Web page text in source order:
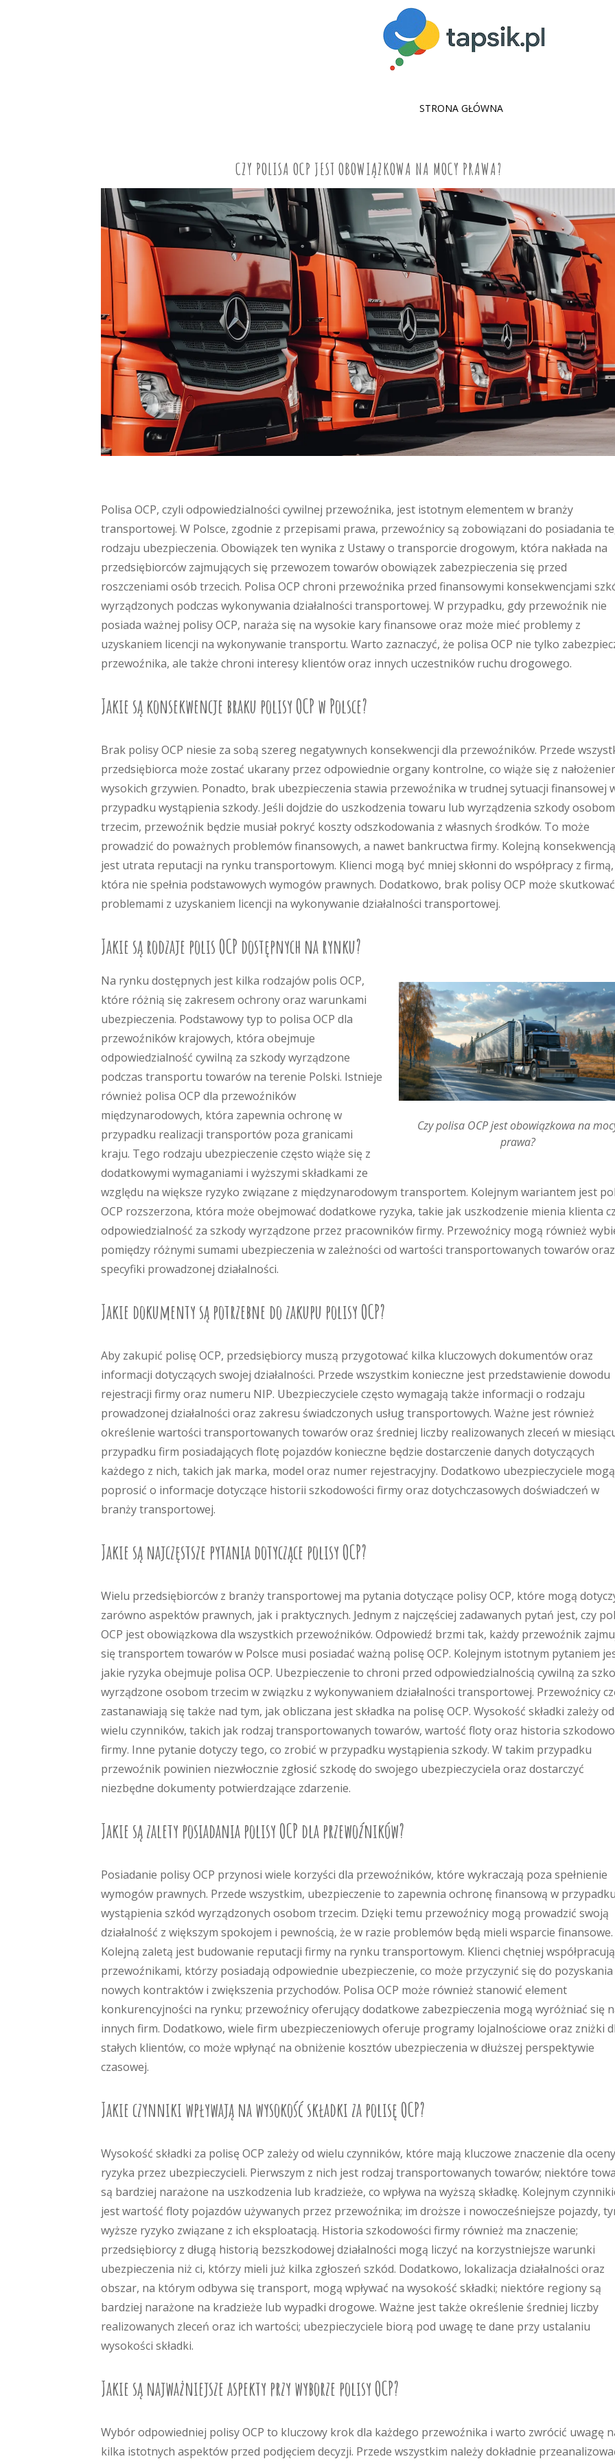
SKIP
STRONA GŁÓWNA
CZY POLISA OCP JEST OBOWIĄZKOWA NA MOCY PRAWA?
Polisa OCP, czyli odpowiedzialności cywilnej przewoźnika, jest istotnym elementem w branży
transportowej. W Polsce, zgodnie z przepisami prawa, przewoźnicy są zobowiązani do posiadania
rodzaju ubezpieczenia. Obowiązek ten wynika z Ustawy o transporcie drogowym, która nakłada na
przedsiębiorców zajmujących się przewozem towarów obowiązek zabezpieczenia się przed
roszczeniami osób trzecich. Polisa OCP chroni przewoźnika przed finansowymi konsekwencjami
wyrządzonych podczas wykonywania działalności transportowej. W przypadku, gdy przewoźnik nie
posiada ważnej polisy OCP, naraża się na wysokie kary finansowe oraz może mieć problemy z
uzyskaniem licencji na wykonywanie transportu. Warto zaznaczyć, że polisa OCP nie tylko
przewoźnika, ale także chroni interesy klientów oraz innych uczestników ruchu drogowego.
Jakie są konsekwencje braku polisy OCP w Polsce?
Brak polisy OCP niesie za sobą szereg negatywnych konsekwencji dla przewoźników. Przede
przedsiębiorca może zostać ukarany przez odpowiednie organy kontrolne, co wiąże się z
wysokich grzywien. Ponadto, brak ubezpieczenia stawia przewoźnika w trudnej sytuacji finansowej
przypadku wystąpienia szkody. Jeśli dojdzie do uszkodzenia towaru lub wyrządzenia szkody osobom
trzecim, przewoźnik będzie musiał pokryć koszty odszkodowania z własnych środków. To może
prowadzić do poważnych problemów finansowych, a nawet bankructwa firmy. Kolejną konsekwencją
jest utrata reputacji na rynku transportowym. Klienci mogą być mniej skłonni do współpracy z firmą,
która nie spełnia podstawowych wymogów prawnych. Dodatkowo, brak polisy OCP może skutkować
problemami z uzyskaniem licencji na wykonywanie działalności transportowej.
Jakie są rodzaje polis OCP dostępnych na rynku?
Czy polisa OCP jest obowiązkowa na
prawa?
Na rynku dostępnych jest kilka rodzajów polis OCP,
które różnią się zakresem ochrony oraz warunkami
ubezpieczenia. Podstawowy typ to polisa OCP dla
przewoźników krajowych, która obejmuje
odpowiedzialność cywilną za szkody wyrządzone
podczas transportu towarów na terenie Polski. Istnieje
również polisa OCP dla przewoźników
międzynarodowych, która zapewnia ochronę w
przypadku realizacji transportów poza granicami
kraju. Tego rodzaju ubezpieczenie często wiąże się z
dodatkowymi wymaganiami i wyższymi składkami ze
względu na większe ryzyko związane z międzynarodowym transportem. Kolejnym wariantem jest
OCP rozszerzona, która może obejmować dodatkowe ryzyka, takie jak uszkodzenie mienia klienta
odpowiedzialność za szkody wyrządzone przez pracowników firmy. Przewoźnicy mogą również
pomiędzy różnymi sumami ubezpieczenia w zależności od wartości transportowanych towarów oraz
specyfiki prowadzonej działalności.
Jakie dokumenty są potrzebne do zakupu polisy OCP?
Aby zakupić polisę OCP, przedsiębiorcy muszą przygotować kilka kluczowych dokumentów oraz
informacji dotyczących swojej działalności. Przede wszystkim konieczne jest przedstawienie dowodu
rejestracji firmy oraz numeru NIP. Ubezpieczyciele często wymagają także informacji o rodzaju
prowadzonej działalności oraz zakresu świadczonych usług transportowych. Ważne jest również
określenie wartości transportowanych towarów oraz średniej liczby realizowanych zleceń w
przypadku firm posiadających flotę pojazdów konieczne będzie dostarczenie danych dotyczących
każdego z nich, takich jak marka, model oraz numer rejestracyjny. Dodatkowo ubezpieczyciele mogą
poprosić o informacje dotyczące historii szkodowości firmy oraz dotychczasowych doświadczeń w
branży transportowej.
Jakie są najczęstsze pytania dotyczące polisy OCP?
Wielu przedsiębiorców z branży transportowej ma pytania dotyczące polisy OCP, które mogą
zarówno aspektów prawnych, jak i praktycznych. Jednym z najczęściej zadawanych pytań jest, czy
OCP jest obowiązkowa dla wszystkich przewoźników. Odpowiedź brzmi tak, każdy przewoźnik
się transportem towarów w Polsce musi posiadać ważną polisę OCP. Kolejnym istotnym pytaniem
jakie ryzyka obejmuje polisa OCP. Ubezpieczenie to chroni przed odpowiedzialnością cywilną za
wyrządzone osobom trzecim w związku z wykonywaniem działalności transportowej. Przewoźnicy
zastanawiają się także nad tym, jak obliczana jest składka na polisę OCP. Wysokość składki zależy od
wielu czynników, takich jak rodzaj transportowanych towarów, wartość floty oraz historia
firmy. Inne pytanie dotyczy tego, co zrobić w przypadku wystąpienia szkody. W takim przypadku
przewoźnik powinien niezwłocznie zgłosić szkodę do swojego ubezpieczyciela oraz dostarczyć
niezbędne dokumenty potwierdzające zdarzenie.
Jakie są zalety posiadania polisy OCP dla przewoźników?
Posiadanie polisy OCP przynosi wiele korzyści dla przewoźników, które wykraczają poza spełnienie
wymogów prawnych. Przede wszystkim, ubezpieczenie to zapewnia ochronę finansową w przypadku
wystąpienia szkód wyrządzonych osobom trzecim. Dzięki temu przewoźnicy mogą prowadzić swoją
działalność z większym spokojem i pewnością, że w razie problemów będą mieli wsparcie finansowe.
Kolejną zaletą jest budowanie reputacji firmy na rynku transportowym. Klienci chętniej
przewoźnikami, którzy posiadają odpowiednie ubezpieczenie, co może przyczynić się do pozyskania
nowych kontraktów i zwiększenia przychodów. Polisa OCP może również stanowić element
konkurencyjności na rynku; przewoźnicy oferujący dodatkowe zabezpieczenia mogą wyróżniać się
innych firm. Dodatkowo, wiele firm ubezpieczeniowych oferuje programy lojalnościowe oraz zniżki
stałych klientów, co może wpłynąć na obniżenie kosztów ubezpieczenia w dłuższej perspektywie
czasowej.
Jakie czynniki wpływają na wysokość składki za polisę OCP?
Wysokość składki za polisę OCP zależy od wielu czynników, które mają kluczowe znaczenie dla oceny
ryzyka przez ubezpieczycieli. Pierwszym z nich jest rodzaj transportowanych towarów; niektóre
są bardziej narażone na uszkodzenia lub kradzieże, co wpływa na wyższą składkę. Kolejnym
jest wartość floty pojazdów używanych przez przewoźnika; im droższe i nowocześniejsze pojazdy,
wyższe ryzyko związane z ich eksploatacją. Historia szkodowości firmy również ma znaczenie;
przedsiębiorcy z długą historią bezszkodowej działalności mogą liczyć na korzystniejsze warunki
ubezpieczenia niż ci, którzy mieli już kilka zgłoszeń szkód. Dodatkowo, lokalizacja działalności oraz
obszar, na którym odbywa się transport, mogą wpływać na wysokość składki; niektóre regiony są
bardziej narażone na kradzieże lub wypadki drogowe. Ważne jest także określenie średniej liczby
realizowanych zleceń oraz ich wartości; ubezpieczyciele biorą pod uwagę te dane przy ustalaniu
wysokości składki.
Jakie są najważniejsze aspekty przy wyborze polisy OCP?
Wybór odpowiedniej polisy OCP to kluczowy krok dla każdego przewoźnika i warto zwrócić uwagę
kilka istotnych aspektów przed podjęciem decyzji. Przede wszystkim należy dokładnie